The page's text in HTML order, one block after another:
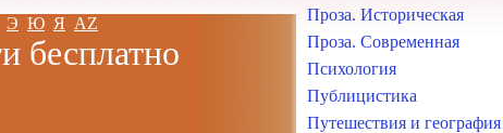
Э Ю Я AZ
бесплатно
Проза. Историческая
Проза. Современная
Психология
Публицистика
Путешествия и география